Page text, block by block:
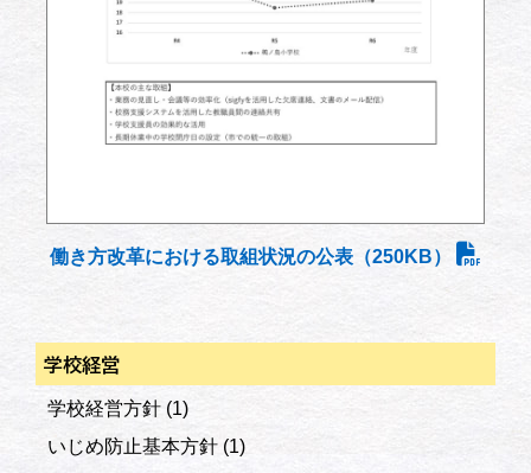
働き方改革における取組状況の公表（250KB）
学校経営
学校経営方針 (1)
いじめ防止基本方針 (1)